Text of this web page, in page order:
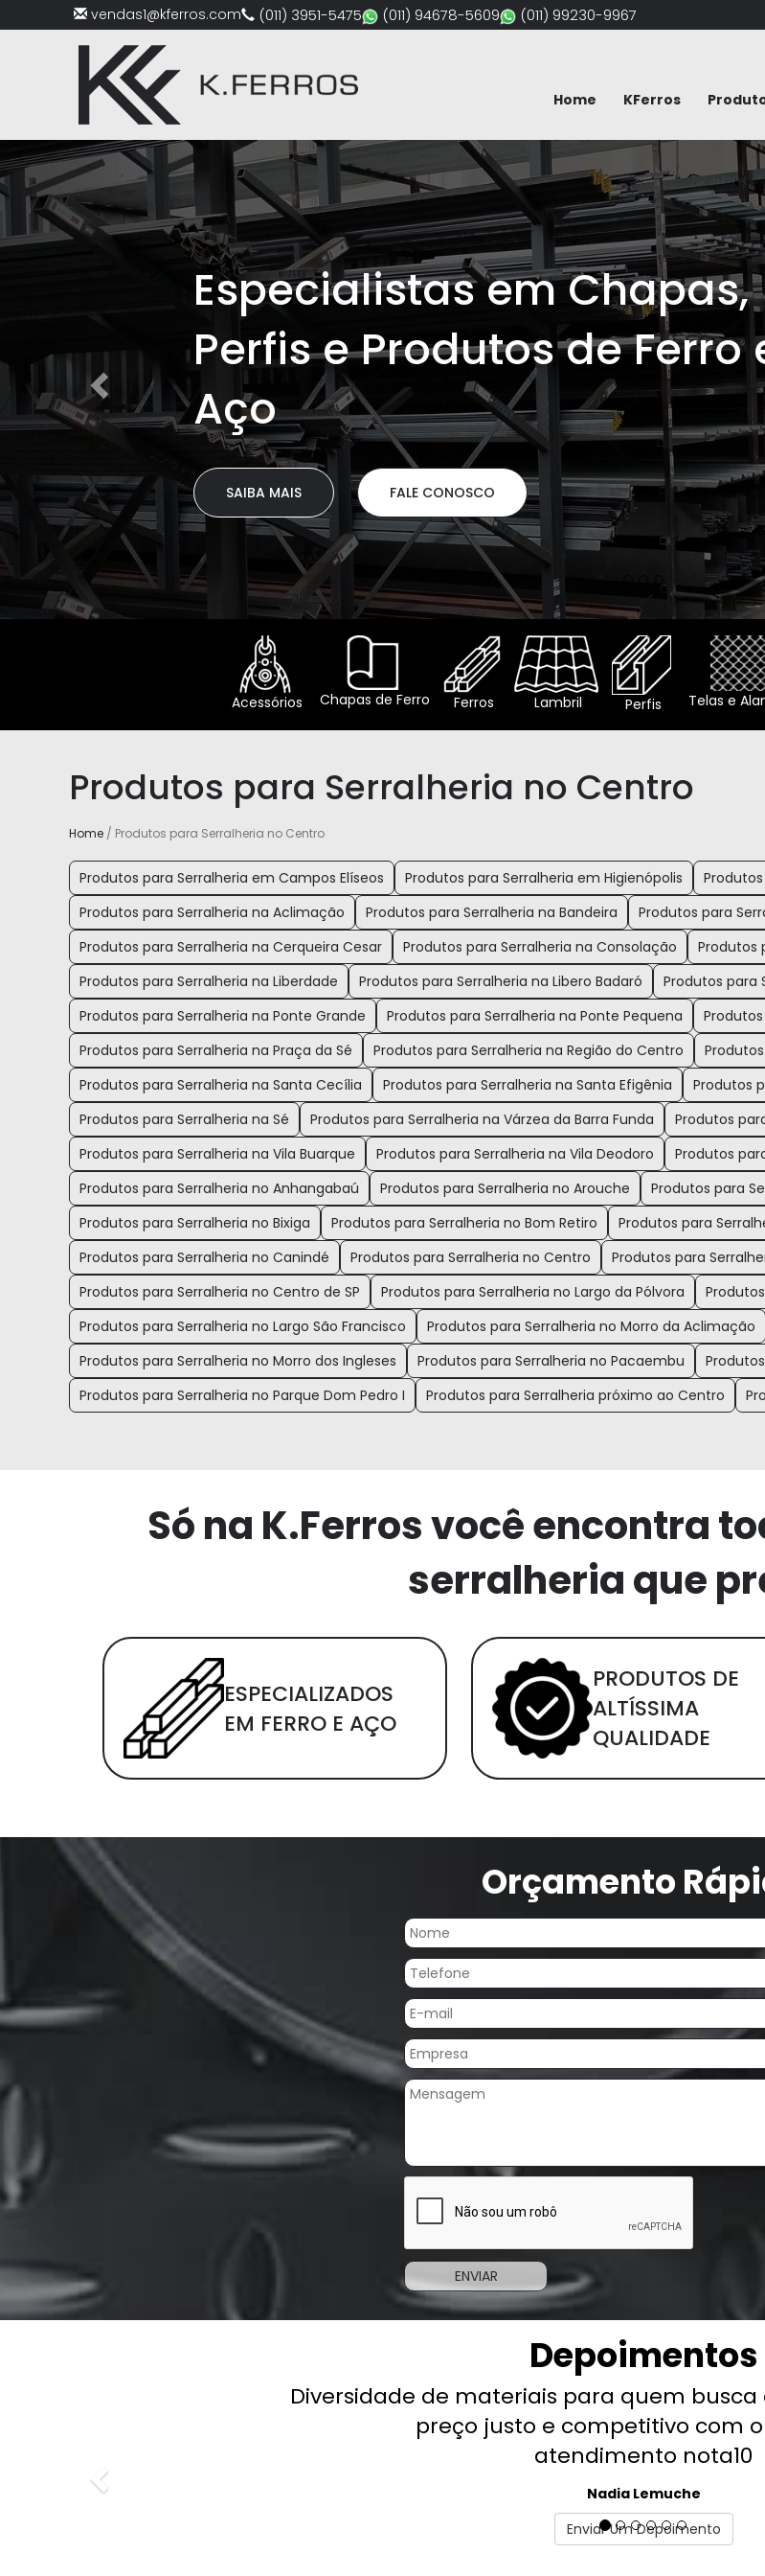
vendas1@kferros.com (011) 3951-5475 (011) 94678-5609 (011) 99230-9967
Home KFerros
Especialistas em Chapas,
Perfis e Produtos de Ferro e
Aço
SAIBA MAIS FALE CONOSCO
Previous
Acessórios Chapas de Ferro Ferros Lambril Perfis Telas e
Produtos para Serralheria no Centro
Home / Produtos para Serralheria no Centro
Produtos para Serralheria em Campos Elíseos Produtos para Serralheria em Higienópolis
Produtos para Serralheria na Aclimação
Produtos para Serralheria na Bandeira
Produtos para
Produtos para Serralheria na Cerqueira Cesar
Produtos para Serralheria na Consolação
Produtos
Produtos para Serralheria na Liberdade
Produtos para Serralheria na Libero Badaró Produtos para
Produtos para Serralheria na Ponte Grande
Produtos para Serralheria na Ponte Pequena
Produtos para Serralheria na Praça da Sé
Produtos para Serralheria na Região do Centro
Produtos para Serralheria na Santa Cecília
Produtos para Serralheria na Santa Efigênia
Produtos
Produtos para Serralheria na Sé
Produtos para Serralheria na Várzea da Barra Funda
Produtos
Produtos para Serralheria na Vila Buarque
Produtos para Serralheria na Vila Deodoro
Produtos
Produtos para Serralheria no Anhangabaú
Produtos para Serralheria no Arouche
Produtos para
Produtos para Serralheria no Bixiga
Produtos para Serralheria no Bom Retiro Produtos para
Produtos para Serralheria no Canindé
Produtos para Serralheria no Centro
Produtos para
Produtos para Serralheria no Centro de SP
Produtos para Serralheria no Largo da Pólvora
Produtos para Serralheria no Largo São Francisco
Produtos para Serralheria no Morro da Aclimação
Produtos para Serralheria no Morro dos Ingleses
Produtos para Serralheria no Pacaembu
Produtos para Serralheria no Parque Dom Pedro I
Produtos para Serralheria próximo ao Centro
Só na K.Ferros você encontra
serralheria que
ESPECIALIZADOS
EM FERRO E AÇO
PRODUTOS DE
ALTÍSSIMA
QUALIDADE
Orçamento
Depoimentos
Diversidade de materiais para quem busca a linha de
preço justo e competitivo com o mercado,
atendimento nota10
Enviar Um Depoimento